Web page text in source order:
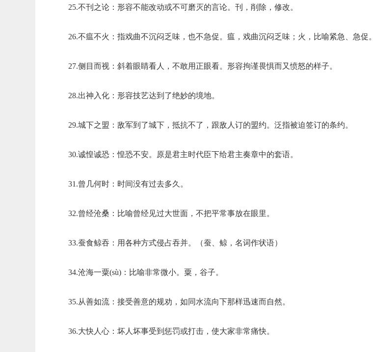
25.不刊之论：形容不能改动或不可磨灭的言论。刊，削除，修改。
26.不瘟不火：指戏曲不沉闷乏味，也不急促。瘟，戏曲沉闷乏味；火，比喻紧急、急促。
27.侧目而视：斜着眼睛看人，不敢用正眼看。形容拘谨畏惧而又愤怒的样子。
28.出神入化：形容技艺达到了绝妙的境地。
29.城下之盟：敌军到了城下，抵抗不了，跟敌人订的盟约。泛指被迫签订的条约。
30.诚惶诚恐：惶恐不安。原是君主时代臣下给君主奏章中的套语。
31.曾几何时：时间没有过去多久。
32.曾经沧桑：比喻曾经见过大世面，不把平常事放在眼里。
33.蚕食鲸吞：用各种方式侵占吞并。（蚕、鲸，名词作状语）
34.沧海一粟(sù)：比喻非常微小。粟，谷子。
35.从善如流：接受善意的规劝，如同水流向下那样迅速而自然。
36.大快人心：坏人坏事受到惩罚或打击，使大家非常痛快。